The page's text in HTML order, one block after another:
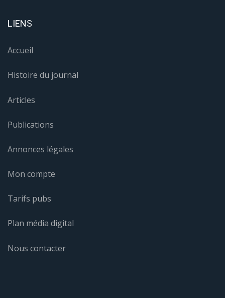
LIENS
Accueil
Histoire du journal
Articles
Publications
Annonces légales
Mon compte
Tarifs pubs
Plan média digital
Nous contacter